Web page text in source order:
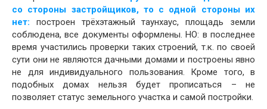
со стороны застройщиков, то с одной стороны их
нет: построен трёхэтажный таунхаус, площадь земли
соблюдена, все документы оформлены. НО: в последнее
время участились проверки таких строений, т.к. по своей
сути они не являются дачными домами и построены явно
не для индивидуального пользования. Кроме того, в
подобных домах нельзя будет прописаться – не
позволяет статус земельного участка и самой постройки.